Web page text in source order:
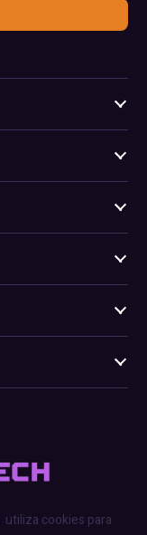
utiliza cookies para